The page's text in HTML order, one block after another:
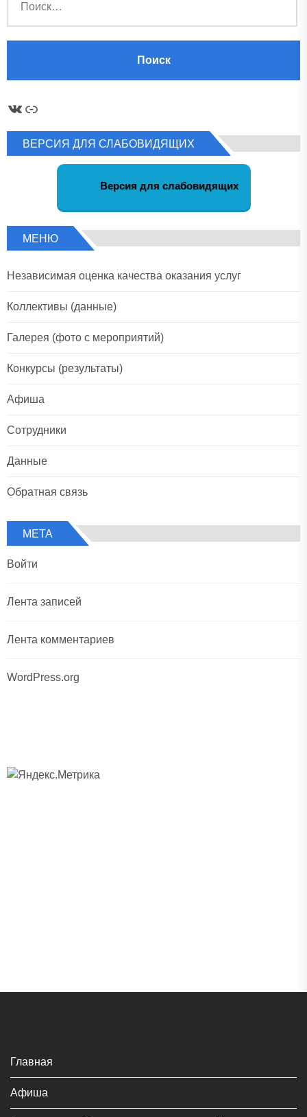
ВКонтакте
Ссылка
ВЕРСИЯ ДЛЯ СЛАБОВИДЯЩИХ
Версия для слабовидящих
МЕНЮ
Независимая оценка качества оказания услуг
Коллективы (данные)
Галерея (фото с мероприятий)
Конкурсы (результаты)
Афиша
Сотрудники
Данные
Обратная связь
МЕТА
Войти
Лента записей
Лента комментариев
WordPress.org
Главная
Афиша